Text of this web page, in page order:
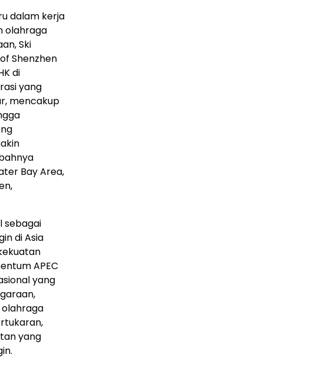
dalam kerja
olahraga
Ski
Shenzhen
di
yang
mencakup
Bay Area,
sebagai
di Asia
APEC
yang
yang